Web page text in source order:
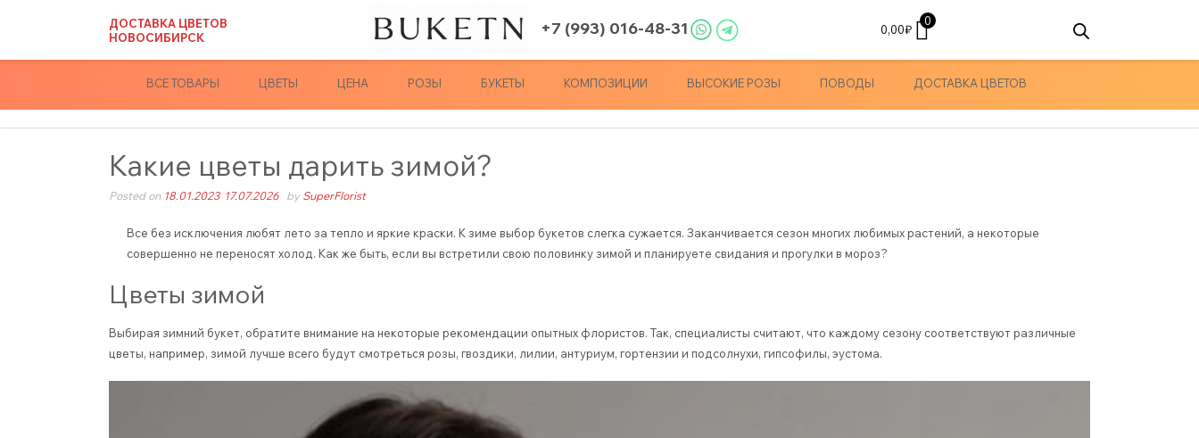
ДОСТАВКА ЦВЕТОВ
НОВОСИБИРСК
+7 (993) 016-48-31 0,00₽
0
ВСЕ ТОВАРЫ ЦВЕТЫ ЦЕНА РОЗЫ БУКЕТЫ КОМПОЗИЦИИ ВЫСОКИЕ РОЗЫ ПОВОДЫ ДОСТАВКА ЦВЕТОВ
Какие цветы дарить зимой?
Posted on 18.01.2023 17.07.2026 by SuperFlorist
Все без исключения любят лето за тепло и яркие краски. К зиме выбор букетов слегка сужается. Заканчивается сезон многих любимых растений, а некоторые
совершенно не переносят холод. Как же быть, если вы встретили свою половинку зимой и планируете свидания и прогулки в мороз?
Цветы зимой
Выбирая зимний букет, обратите внимание на некоторые рекомендации опытных флористов. Так, специалисты считают, что каждому сезону соответствуют различные
цветы, например, зимой лучше всего будут смотреться розы, гвоздики, лилии, антуриум, гортензии и подсолнухи, гипсофилы, эустома.